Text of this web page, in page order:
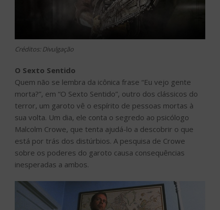
Créditos: Divulgação
O Sexto Sentido
Quem não se lembra da icônica frase “Eu vejo gente
morta?”, em “O Sexto Sentido”, outro dos clássicos do
terror, um garoto vê o espírito de pessoas mortas à
sua volta. Um dia, ele conta o segredo ao psicólogo
Malcolm Crowe, que tenta ajudá-lo a descobrir o que
está por trás dos distúrbios. A pesquisa de Crowe
sobre os poderes do garoto causa consequências
inesperadas a ambos.